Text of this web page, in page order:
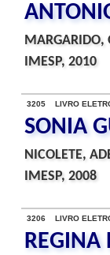
MARGARIDO,
IMESP, 2010
3205 LIVRO
SONIA
NICOLETE,
IMESP, 2008
3206 LIVRO
REGINA